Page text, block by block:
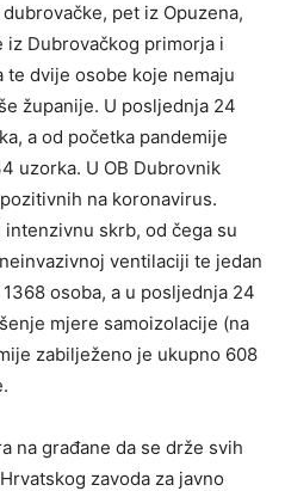
pet iz Opuzena,
Dubrovačkog primorja i
te dvije osobe koje nemaju
županije. U posljednja 24
a od početka pandemije
uzorka. U OB Dubrovnik
na koronavirus.
skrb, od čega su
ventilaciji te jedan
osoba, a u posljednja 24
mjere samoizolacije (na
zabilježeno je ukupno 608
na građane da se drže svih
zavoda za javno